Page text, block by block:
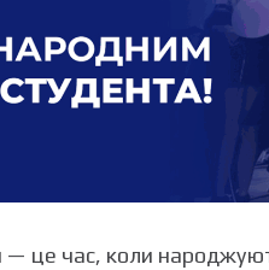
— це час, коли